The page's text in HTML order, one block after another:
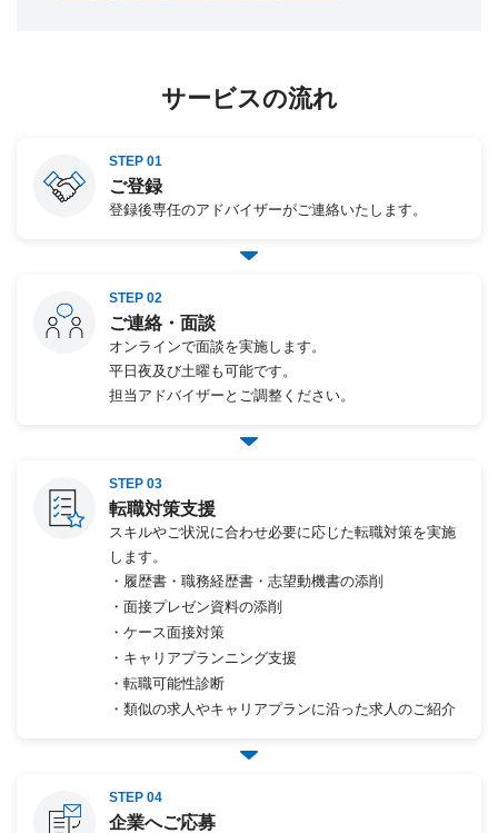
サービスの流れ
STEP 01
ご登録
登録後専任のアドバイザーがご連絡いたします。
STEP 02
ご連絡・面談
オンラインで面談を実施します。
平日夜及び土曜も可能です。
担当アドバイザーとご調整ください。
STEP 03
転職対策支援
スキルやご状況に合わせ必要に応じた転職対策を実施
します。
・履歴書・職務経歴書・志望動機書の添削
・面接プレゼン資料の添削
・ケース面接対策
・キャリアプランニング支援
・転職可能性診断
・類似の求人やキャリアプランに沿った求人のご紹介
STEP 04
企業へご応募